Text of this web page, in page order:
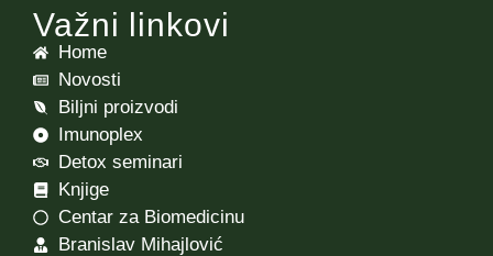
Važni linkovi
Home
Novosti
Biljni proizvodi
Imunoplex
Detox seminari
Knjige
Centar za Biomedicinu
Branislav Mihajlović